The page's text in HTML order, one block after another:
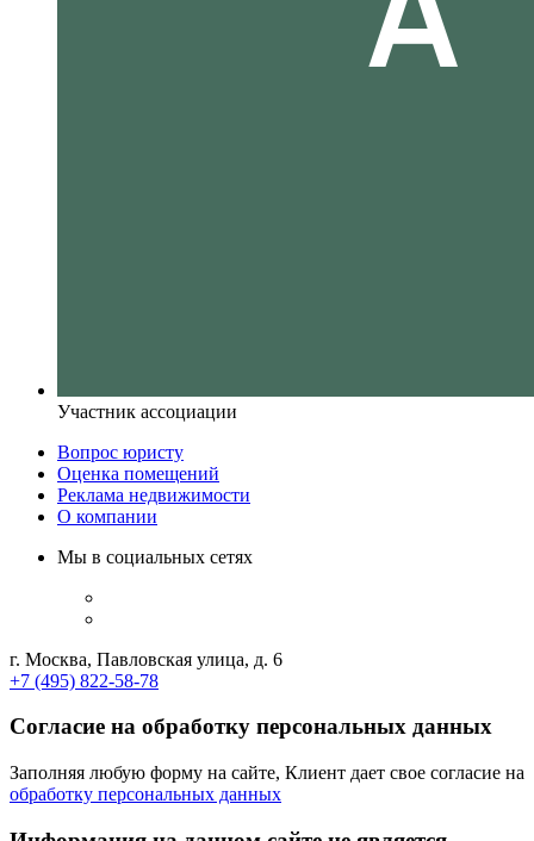
Участник ассоциации
Вопрос юристу
Оценка помещений
Реклама недвижимости
О компании
Мы в социальных сетях
г. Москва, Павловская улица, д. 6
+7 (495) 822-58-78
Согласие на обработку персональных данных
Заполняя любую форму на сайте, Клиент дает свое согласие на
обработку персональных данных